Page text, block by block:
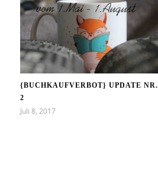
{BUCHKAUFVERBOT} UPDATE NR.
2
Juli 8, 2017